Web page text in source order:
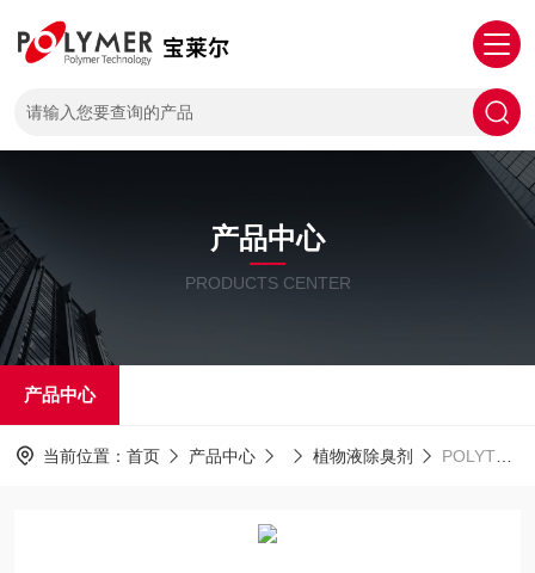
产品中心
PRODUCTS CENTER
产品中心
当前位置： 首页 产品中心 植物液除臭剂 POLYTE Sorb除臭剂塑料造粒车除臭用宝莱尔